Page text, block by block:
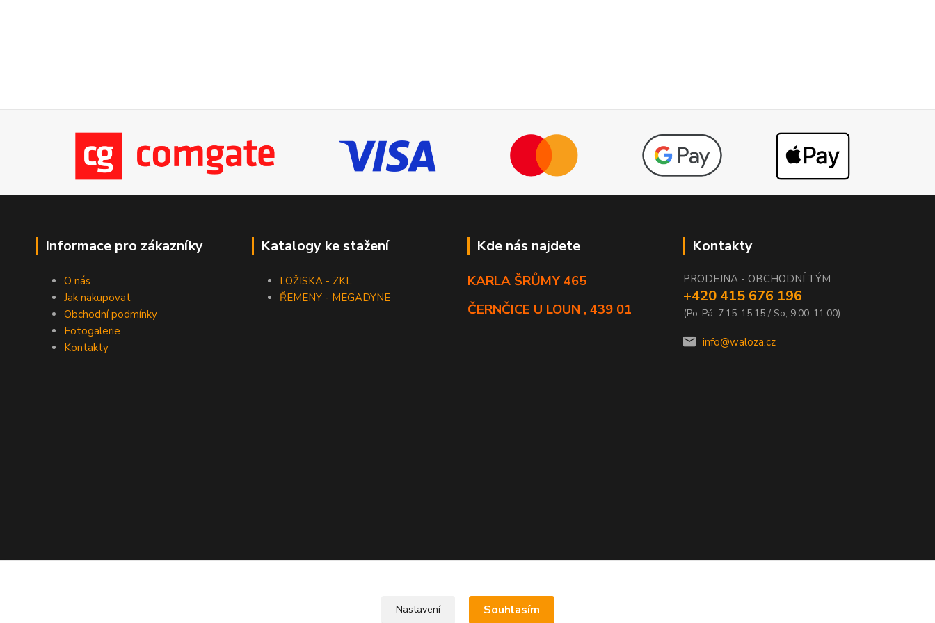
Informace pro zákazníky
O nás
Jak nakupovat
Obchodní podmínky
Fotogalerie
Kontakty
Katalogy ke stažení
LOŽISKA - ZKL
ŘEMENY - MEGADYNE
Kde nás najdete
KARLA ŠRŮMY 465
ČERNČICE U LOUN , 439 01
Kontakty
PRODEJNA - OBCHODNÍ TÝM
+420 415 676 196
(Po-Pá, 7:15-15:15 / So, 9:00-11:00)
info@waloza.cz
Nastavení Souhlasím